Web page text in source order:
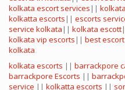
kolkata escort services ||
kolkatta escorts || escorts
service kolkata || kolkata escott
kolkata vip escorts || best
kolkata
kolkata escorts || barrackpore
barrackpore Escorts ||
service || kolkatta escorts ||